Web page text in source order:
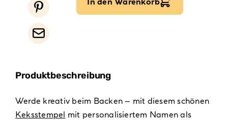
Produktbeschreibung
Werde kreativ beim Backen – mit diesem schönen
Keksstempel mit personalisiertem Namen als